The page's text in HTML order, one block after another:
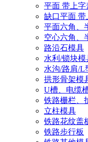
平面 带上字
缺口平面 带
平面六角、
空心六角、
路沿石模具
水利/锁块模
水沟/路肩/L
拱形骨架模
U槽、电缆
铁路栅栏、
立柱模具
铁路花纹盖
铁路步行板